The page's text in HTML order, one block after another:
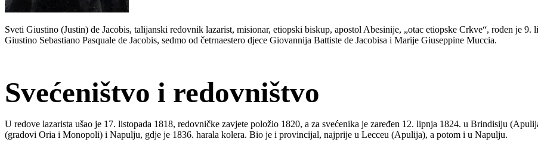
Sveti Giustino (Justin) de Jacobis, talijanski redovnik lazarist, misionar, etiopski biskup, apostol Abesinije, „otac etiopske Crkve“, rođen je
Giustino Sebastiano Pasquale de Jacobis, sedmo od četrnaestero djece Giovannija Battiste de Jacobisa i Marije Giuseppine Muccia.
Svećeništvo i redovništvo
U redove lazarista ušao je 17. listopada 1818, redovničke zavjete položio 1820, a za svećenika je zaređen 12. lipnja 1824. u Brindisiju
(gradovi Oria i Monopoli) i Napulju, gdje je 1836. harala kolera. Bio je i provincijal, najprije u Lecceu (Apulija), a potom i u Napulju.